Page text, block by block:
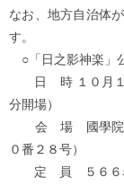
なお、地方自治体
す。
○「日之影神楽」
日 時 １０月１６
分開場）
会 場 國學院大
０番２８号）
定 員 ５６６名